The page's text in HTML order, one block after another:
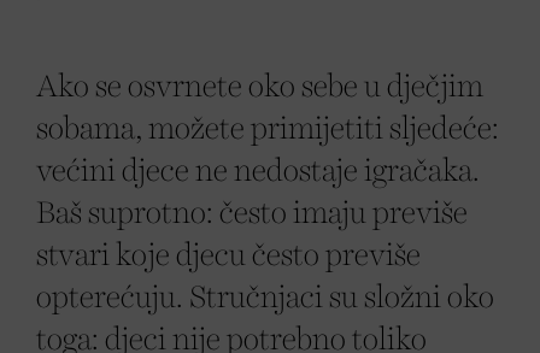
Ako se osvrnete oko sebe u dječjim
sobama, možete primijetiti sljedeće:
većini djece ne nedostaje igračaka.
Baš suprotno: često imaju previše
stvari koje djecu često previše
opterećuju. Stručnjaci su složni oko
toga: djeci nije potrebno toliko